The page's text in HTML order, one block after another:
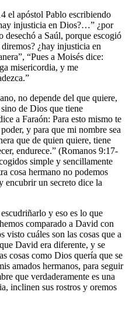
el apóstol Pablo escribiendo
injusticia en Dios?…” ¿por
a Saúl, porque escogió
¿hay injusticia en
“Pues a Moisés dice:
misericordia, y me
no depende del que quiere,
de Dios que tiene
a Faraón: Para esto mismo te
y para que mi nombre sea
que de quien quiere, tiene
endurece.” (Romanos 9:17-
simple y sencillamente
cosa hermano no podemos
encubrir un secreto dice la
y eso es lo que
comparado a David con
visto cuáles son las cosas que a
David era diferente, y se
cosas como Dios quería que se
amados hermanos, para seguir
que verdaderamente es una
inclinen sus rostros y oremos